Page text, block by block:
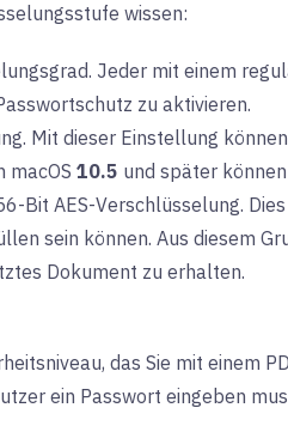
wissen:
Jeder mit einem
zu aktivieren.
Mit dieser Einstellung
macOS 10.5 und später
Bit AES-Verschlüsselung.
sein können. Aus diesem
Dokument zu erhalten.
das Sie mit einem
ein Passwort eingeben